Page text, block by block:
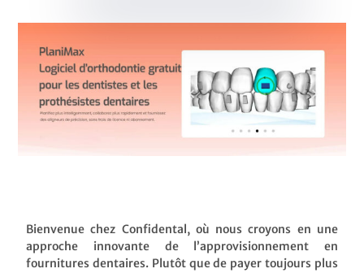
Bienvenue chez Confidental, où nous croyons en une
approche innovante de l’approvisionnement en
fournitures dentaires. Plutôt que de payer toujours plus